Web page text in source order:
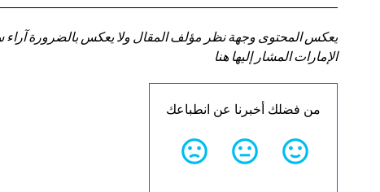
يعكس المحتوى وجهة نظر مؤلف المقال ولا يعكس بالضرورة آراء
الإمارات المشار إليها هنا
من فضلك أخبرنا عن انطباعك